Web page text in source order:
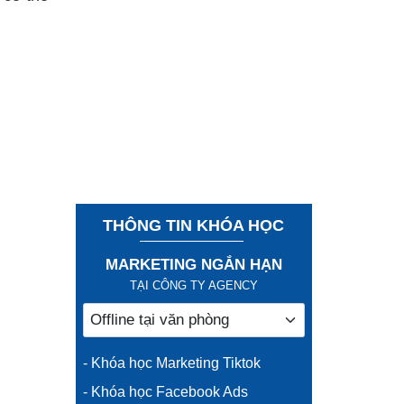
THÔNG TIN KHÓA HỌC
MARKETING NGẮN HẠN
TẠI CÔNG TY AGENCY
- Khóa học Marketing Tiktok
- Khóa học Facebook Ads